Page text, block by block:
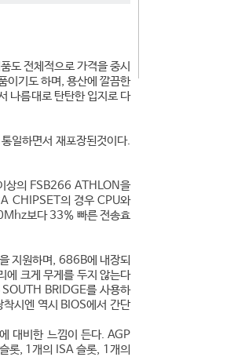
도 전체적으로 가격을 중시
이기도 하며, 용산에 깔끔한
나름대로 탄탄한 입지로 다
일하면서 재포장된것이다.
상의 FSB266 ATHLON을
CHIPSET의 경우 CPU와
보다 33% 빠른 전송효
지원하며, 686B에 내장되
크게 무게를 두지 않는다
SOUTH BRIDGE를 사용하
시엔 역시 BIOS에서 간단
대비한 느낌이 든다. AGP
롯, 1개의 ISA 슬롯, 1개의